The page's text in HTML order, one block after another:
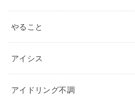
やること
アイシス
アイドリング不調